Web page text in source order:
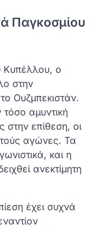
Παγκοσμίου
Κυπέλλου, ο
στην
Ουζμπεκιστάν.
αμυντική
στην επίθεση, οι
αγώνες. Τα
και η
ανεκτίμητη
έχει συχνά